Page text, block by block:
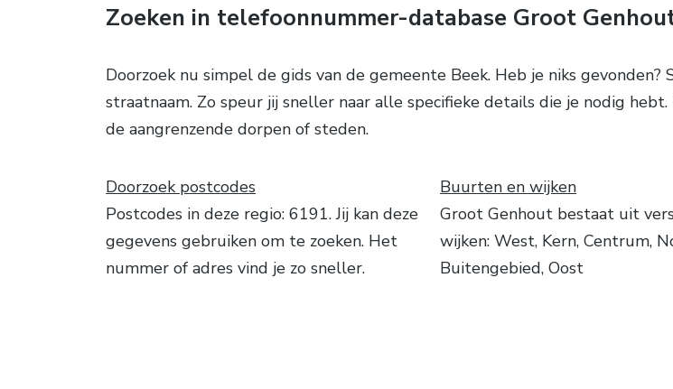
Zoeken in telefoonnummer-database Groot
Doorzoek nu simpel de gids van de gemeente Beek. Heb je niks
straatnaam. Zo speur jij sneller naar alle specifieke details die je nodig
de aangrenzende dorpen of steden.
Doorzoek postcodes
Postcodes in deze regio: 6191. Jij kan deze
gegevens gebruiken om te zoeken. Het
nummer of adres vind je zo sneller.
Buurten en wijken
Groot Genhout bestaat uit
wijken: West, Kern, Centrum,
Buitengebied, Oost